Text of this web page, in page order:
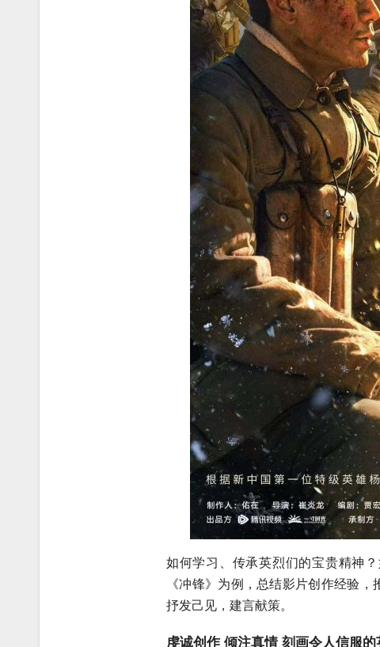
如何学习、传承英烈们的宝贵精神
《冲锋》为例，总结影片创作经验
抒发己见，建言献策。
虔诚创作 倾注真情 刻画令人信服的